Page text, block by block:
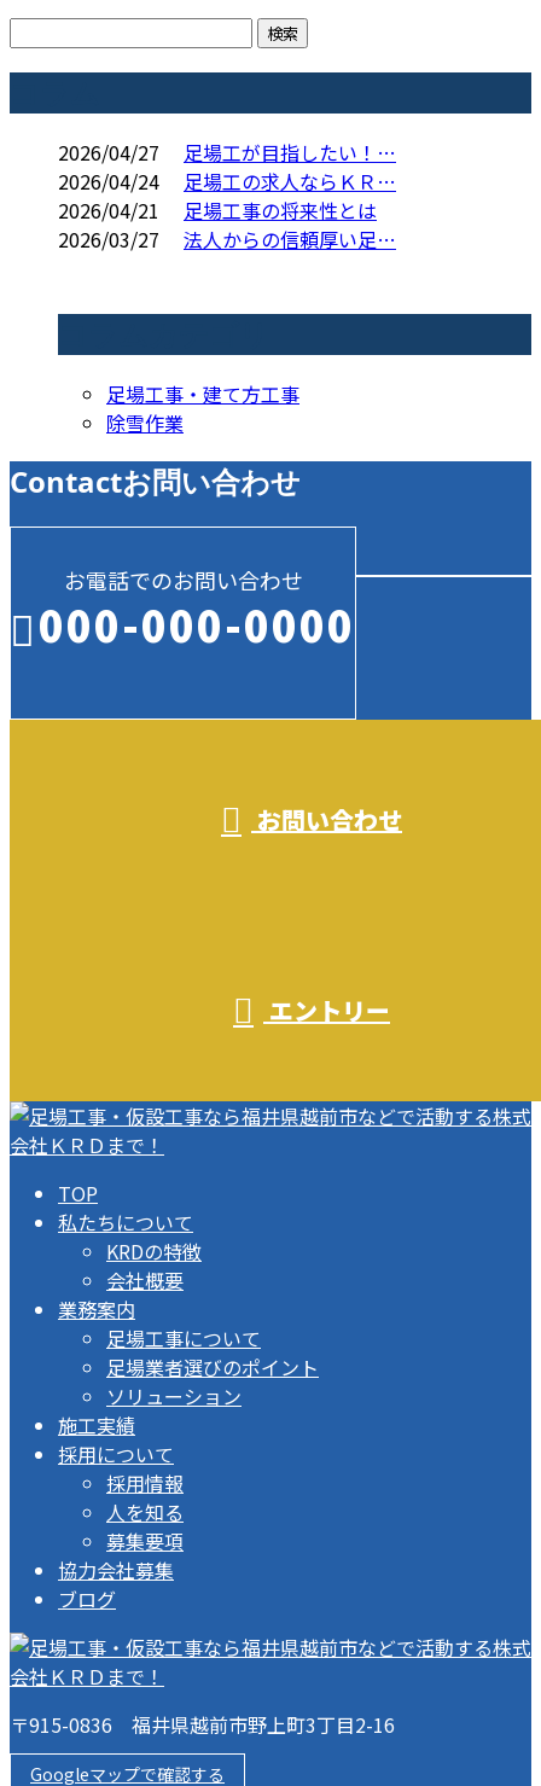
2026/04/27
足場工が目指したい！…
2026/04/24
足場工の求人ならＫＲ…
2026/04/21
足場工事の将来性とは
2026/03/27
法人からの信頼厚い足…
足場工事・建て方工事
除雪作業
Contactお問い合わせ
お電話でのお問い合わせ
000-000-0000
お問い合わせ
エントリー
TOP
私たちについて
KRDの特徴
会社概要
業務案内
足場工事について
足場業者選びのポイント
ソリューション
施工実績
採用について
採用情報
人を知る
募集要項
協力会社募集
ブログ
〒915-0836 福井県越前市野上町3丁目2-16
Googleマップで確認する